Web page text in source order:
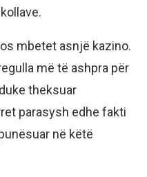
mbetet asnjë kazino.
më të ashpra për
theksuar
parasysh edhe fakti
në këtë